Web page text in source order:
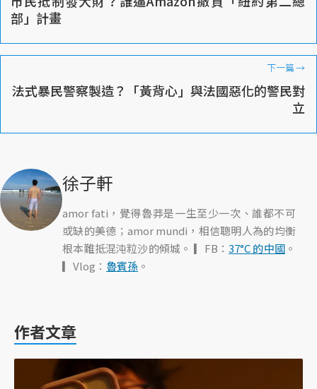
部」計畫
下一篇→
法式暴民警察製造？「黃背心」與法國惡化的警民對
立
徐子軒
amor fati，覺得魯莽是一生至少一次、誰都不可
或缺的美德；amor mundi，相信聰明人為的均衡
根本難抵混沌粒沙的傾城。 ▎FB：37°C 的中國 。
▎Vlog： 魯賓孫 。
作者文章